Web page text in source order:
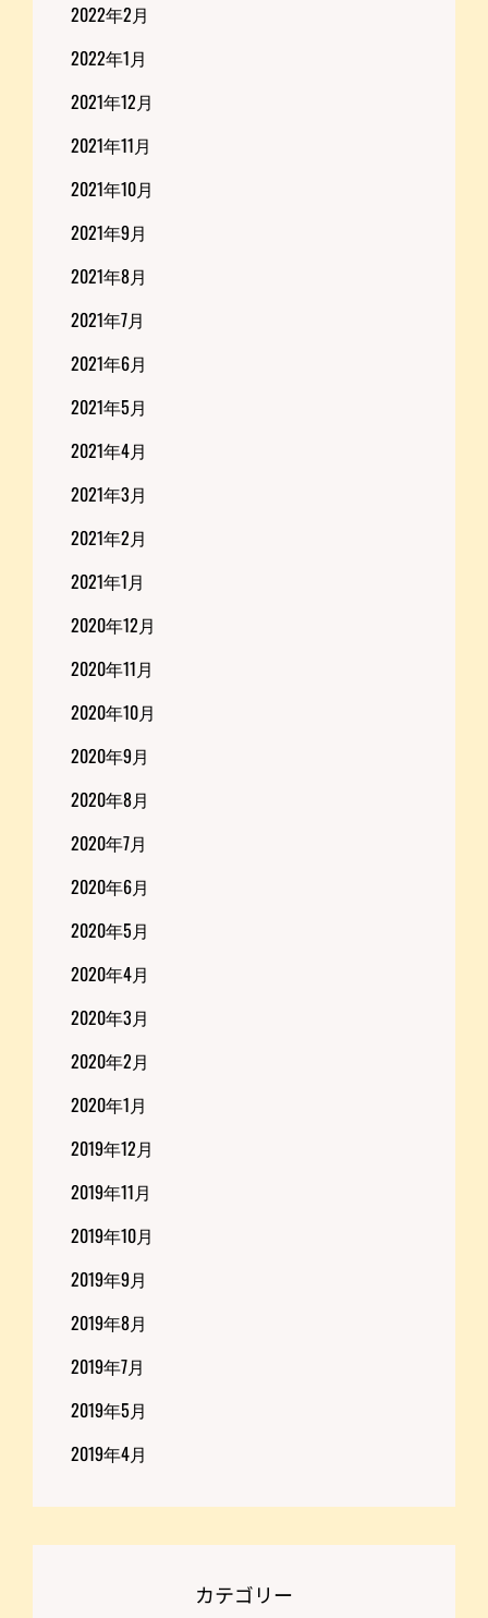
2022年2月
2022年1月
2021年12月
2021年11月
2021年10月
2021年9月
2021年8月
2021年7月
2021年6月
2021年5月
2021年4月
2021年3月
2021年2月
2021年1月
2020年12月
2020年11月
2020年10月
2020年9月
2020年8月
2020年7月
2020年6月
2020年5月
2020年4月
2020年3月
2020年2月
2020年1月
2019年12月
2019年11月
2019年10月
2019年9月
2019年8月
2019年7月
2019年5月
2019年4月
カテゴリー